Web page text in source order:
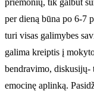
per dieną būna po 6-7
turi visas galimybes
galima kreiptis į
bendravimo,
emocinę aplinką.